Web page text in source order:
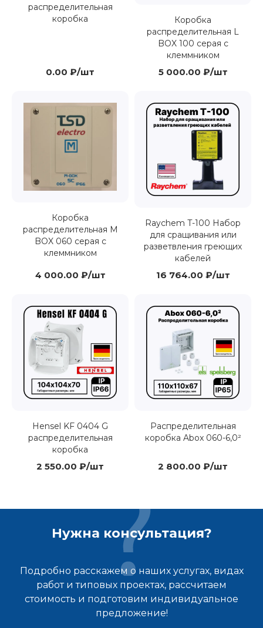
распределительная
коробка
0.00 ₽/шт
Коробка
распределительная L
BOX 100 серая с
клеммником
5 000.00 ₽/шт
Коробка
распределительная M
BOX 060 серая с
клеммником
4 000.00 ₽/шт
Raychem T-100 Набор
для сращивания или
разветвления греющих
кабелей
16 764.00 ₽/шт
Hensel KF 0404 G
распределительная
коробка
2 550.00 ₽/шт
Распределительная
коробка Abox 060-6,0²
2 800.00 ₽/шт
Нужна консультация?
Подробно расскажем о наших услугах, видах
работ и типовых проектах, рассчитаем
стоимость и подготовим индивидуальное
предложение!